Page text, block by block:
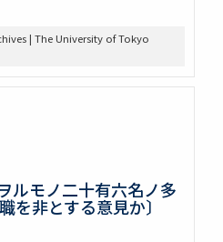
| The University of Tokyo
ルモノ二十有六名ノ多
非とする意見か〕